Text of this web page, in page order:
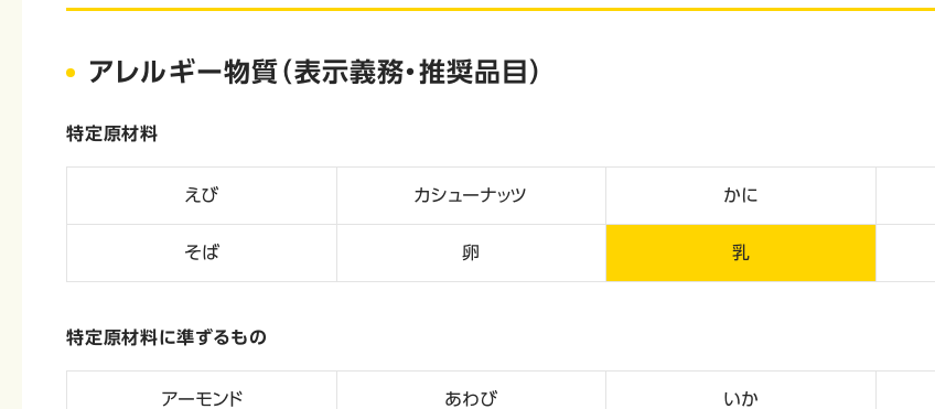
アレルギー物質（表示義務・推奨品目）
特定原材料
えび カシューナッツ かに
そば 卵 乳
特定原材料に準ずるもの
アーモンド あわび いか